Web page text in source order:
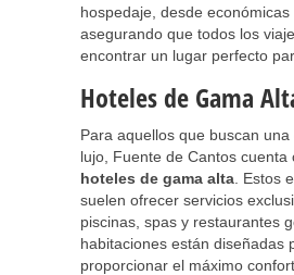
hospedaje, desde económicas
asegurando que todos los
encontrar un lugar perfecto
Hoteles de Gama
Para aquellos que buscan
lujo, Fuente de Cantos cuenta
hoteles de gama alta . Estos
suelen ofrecer servicios
piscinas, spas y restaurantes
habitaciones están diseñadas
proporcionar el máximo